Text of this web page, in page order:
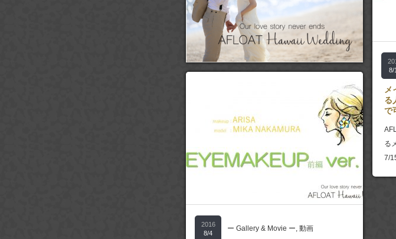
8/
メ
る
で
る
7/
2016
8/4
ー Gallery & Movie ー, 動画